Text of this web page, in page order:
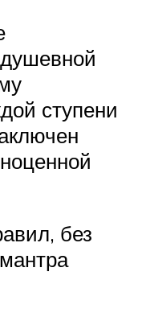
ступени
без